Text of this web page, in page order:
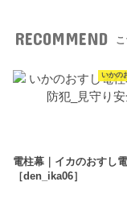
RECOMMEND
いかの
電柱幕｜イカのおすし
［den_ika06］